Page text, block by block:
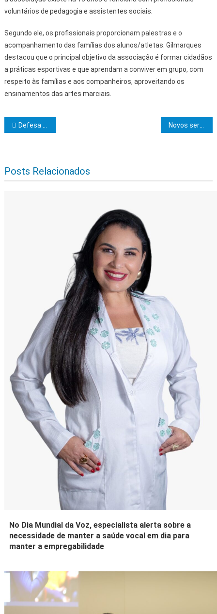
voluntários de pedagogia e assistentes sociais.
Segundo ele, os profissionais proporcionam palestras e o
acompanhamento das famílias dos alunos/atletas. Gilmarques
destacou que o principal objetivo da associação é formar cidadãos
a práticas esportivas e que aprendam a conviver em grupo, com
respeito às famílias e aos companheiros, aproveitando os
ensinamentos das artes marciais.
Navegação de Post
Defesa Civil alerta: possibilidade de até 105 mm de chuva nos próximos 4 dias em Ilhéus Novos servidores administrativos foram empossados na Uesc
Posts Relacionados
No Dia Mundial da Voz, especialista alerta sobre a
necessidade de manter a saúde vocal em dia para
manter a empregabilidade